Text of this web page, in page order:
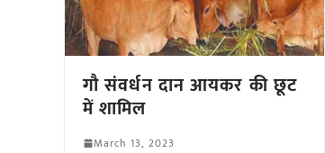
गौ संवर्धन दान आयकर की छूट
में शामिल
March 13, 2023